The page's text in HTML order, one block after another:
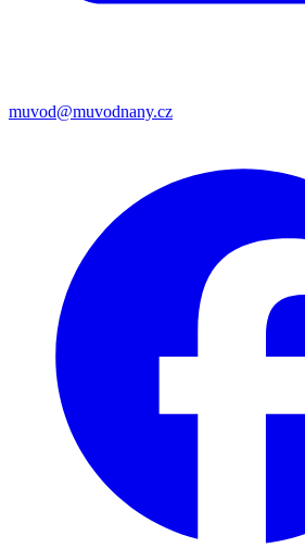
muvod@muvodnany.cz